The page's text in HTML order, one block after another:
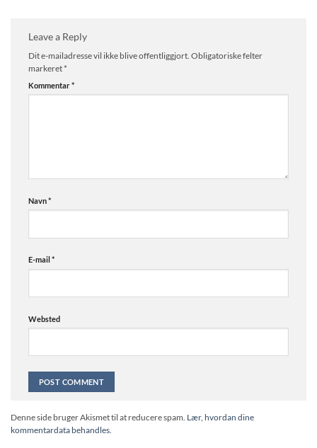
Leave a Reply
Dit e-mailadresse vil ikke blive offentliggjort. Obligatoriske felter
markeret*
Kommentar*
Navn*
E-mail *
Websted
Denne side bruger Akismet til at reducere spam. Lær, hvordan dine
kommentardata behandles.